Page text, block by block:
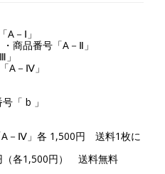
－Ⅰ」
商品番号「A－Ⅱ」
A－Ⅳ」
「 b 」
A－Ⅳ」各 1,500円 送料1枚に
（各1,500円） 送料無料